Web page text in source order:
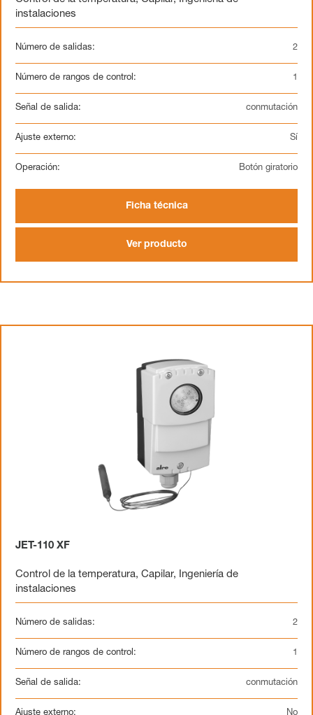
instalaciones
Número de salidas: 2
Número de rangos de control: 1
Señal de salida: conmutación
Ajuste externo: Sí
Operación: Botón giratorio
Ficha técnica
Ver producto
JET-110 XF
Control de la temperatura, Capilar, Ingeniería de
instalaciones
Número de salidas: 2
Número de rangos de control: 1
Señal de salida: conmutación